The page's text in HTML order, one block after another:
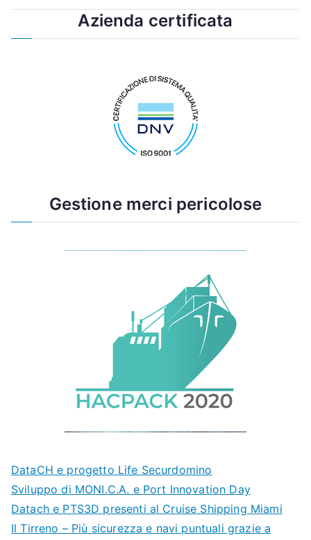
Azienda certificata
Gestione merci pericolose
DataCH e progetto Life Securdomino
Sviluppo di MONI.C.A. e Port Innovation Day
Datach e PTS3D presenti al Cruise Shipping Miami
Il Tirreno – Più sicurezza e navi puntuali grazie a